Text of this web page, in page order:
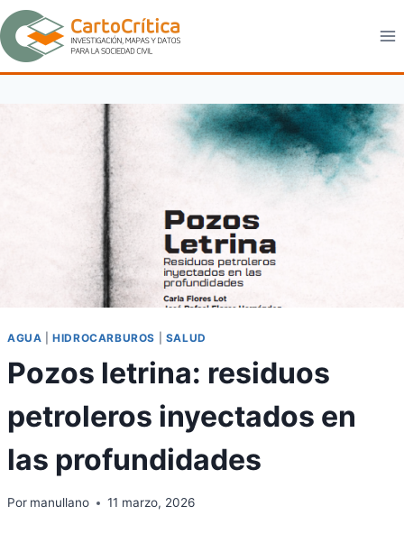
Saltar
al
contenido
AGUA |HIDROCARBUROS SALUD
Pozos letrina: residuos
petroleros inyectados en
las profundidades
Por manullano 11 marzo, 2026